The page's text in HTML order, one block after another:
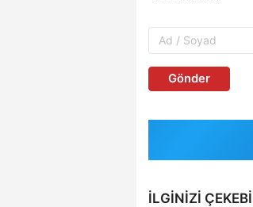
Gönder
İLGINIZI